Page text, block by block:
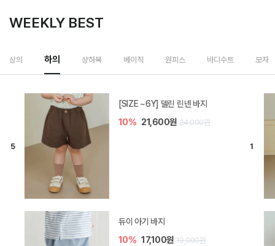
WEEKLY BEST
상의 하의 상하복 베이직 원피스 바디수트 모자
[SIZE ~6Y] 델린 린넨 바지
10% 21,600원 24,000원
듀이 아기 바지
10% 17,100원 19,000원